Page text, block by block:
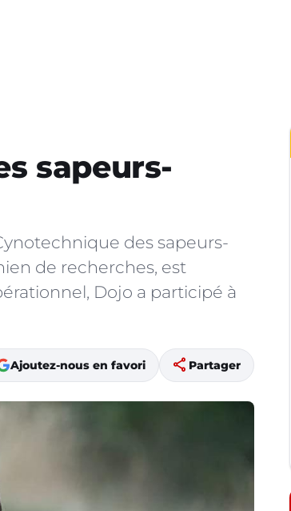
sapeurs-
des sapeurs-
de recherches, est
Dojo a participé à
Ajoutez-nous en favori share Partager